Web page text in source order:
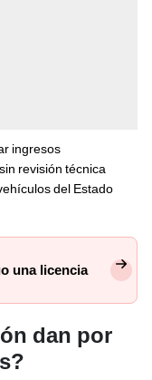
ingresos
revisión técnica
del Estado
una licencia
dan por